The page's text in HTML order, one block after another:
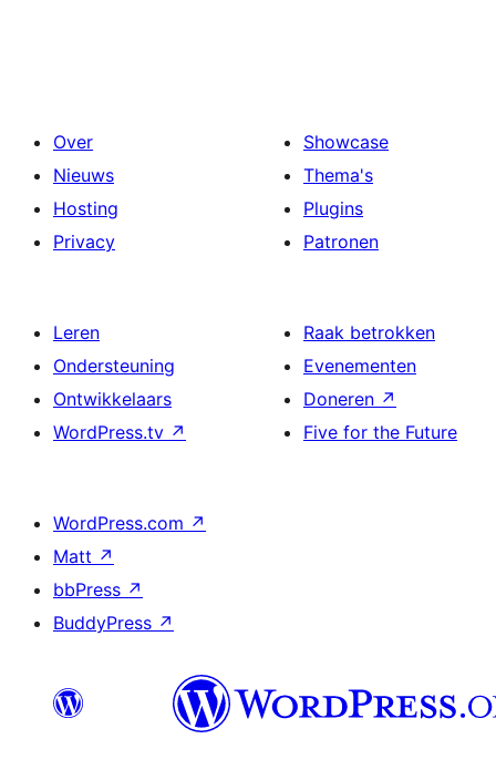
Over
Nieuws
Hosting
Privacy
Showcase
Thema's
Plugins
Patronen
Leren
Ondersteuning
Ontwikkelaars
WordPress.tv ↗
Raak betrokken
Evenementen
Doneren ↗
Five for the Future
WordPress.com ↗
Matt ↗
bbPress ↗
BuddyPress ↗